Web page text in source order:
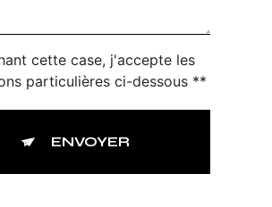
cette case, j'accepte les
particulières ci-dessous **
ENVOYER